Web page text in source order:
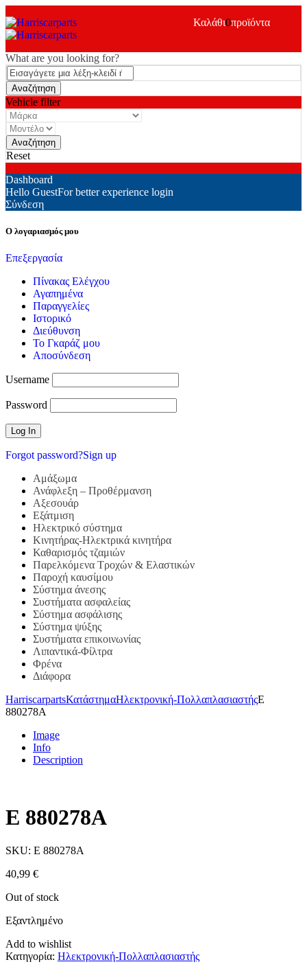
Καλάθι0προϊόντα
What are you looking for?
Vehicle filter
Reset
Dashboard
Hello GuestFor better experience login
Σύνδεση
Ο λογαριασμός μου
Επεξεργασία
Πίνακας Ελέγχου
Αγαπημένα
Παραγγελίες
Ιστορικό
Διεύθυνση
Το Γκαράζ μου
Αποσύνδεση
Username
Password
Forgot password?Sign up
Αμάξωμα
Ανάφλεξη – Προθέρμανση
Αξεσουάρ
Εξάτμιση
Ηλεκτρικό σύστημα
Κινητήρας-Ηλεκτρικά κινητήρα
Καθαρισμός τζαμιών
Παρελκόμενα Τροχών & Ελαστικών
Παροχή καυσίμου
Σύστημα άνεσης
Συστήματα ασφαλείας
Σύστημα ασφάλισης
Σύστημα ψύξης
Συστήματα επικοινωνίας
Λιπαντικά-Φίλτρα
Φρένα
Διάφορα
HarriscarpartsΚατάστημαΗλεκτρονική-ΠολλαπλασιαστήςE
880278A
Image
Info
Description
E 880278A
SKU: E 880278A
40,99 €
Out of stock
Εξαντλημένο
Add to wishlist
Κατηγορία: Ηλεκτρονική-Πολλαπλασιαστής